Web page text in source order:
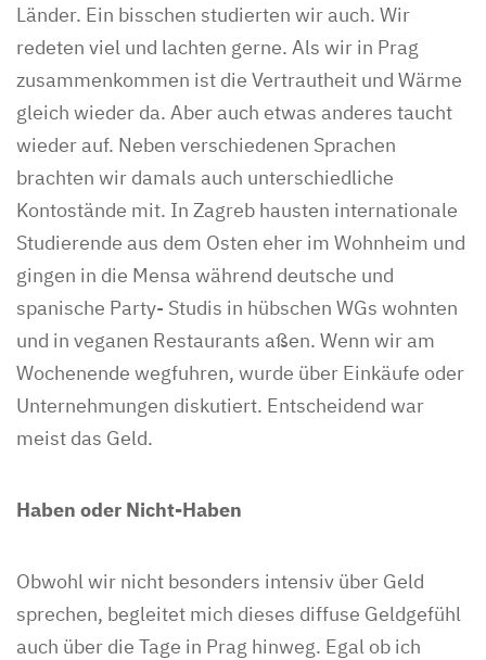
Länder. Ein bisschen studierten wir auch. Wir
redeten viel und lachten gerne. Als wir in Prag
zusammenkommen ist die Vertrautheit und Wärme
gleich wieder da. Aber auch etwas anderes taucht
wieder auf. Neben verschiedenen Sprachen
brachten wir damals auch unterschiedliche
Kontostände mit. In Zagreb hausten internationale
Studierende aus dem Osten eher im Wohnheim und
gingen in die Mensa während deutsche und
spanische Party- Studis in hübschen WGs wohnten
und in veganen Restaurants aßen. Wenn wir am
Wochenende wegfuhren, wurde über Einkäufe oder
Unternehmungen diskutiert. Entscheidend war
meist das Geld.
Haben oder Nicht-Haben
Obwohl wir nicht besonders intensiv über Geld
sprechen, begleitet mich dieses diffuse Geldgefühl
auch über die Tage in Prag hinweg. Egal ob ich